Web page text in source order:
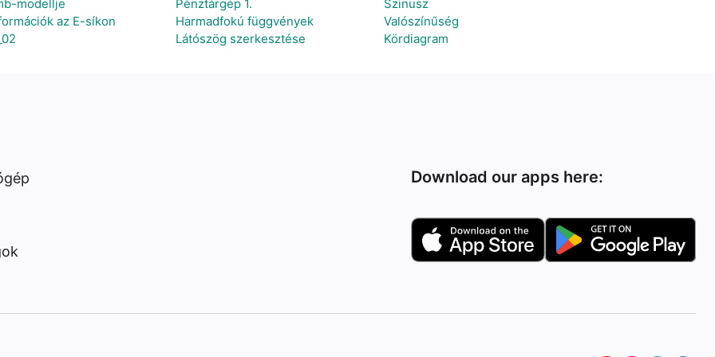
modellje
az E-síkon
Pénztárgép 1.
Harmadfokú függvények
Látószög szerkesztése
Szinusz
Valószínűség
Kördiagram
Download our apps here: